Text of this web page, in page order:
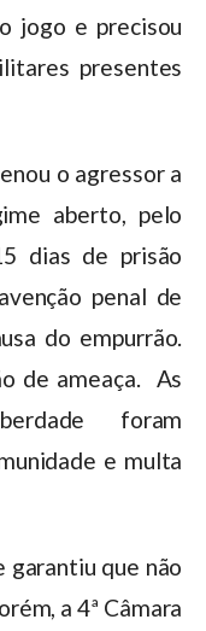
jogo e precisou
presentes
o agressor a
aberto, pelo
dias de prisão
penal de
do empurrão.
de ameaça. As
foram
e multa
garantiu que não
a 4ª Câmara